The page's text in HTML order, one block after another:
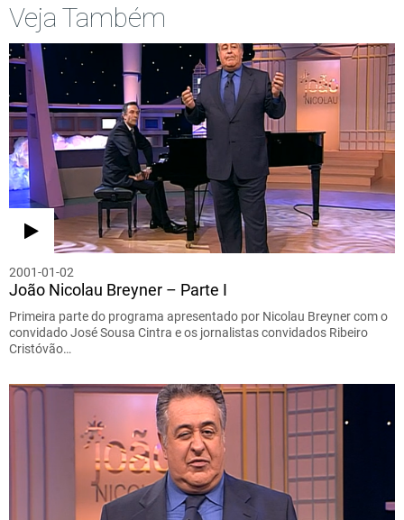
Veja Também
2001-01-02
João Nicolau Breyner – Parte I
Primeira parte do programa apresentado por Nicolau Breyner com o
convidado José Sousa Cintra e os jornalistas convidados Ribeiro
Cristóvão…